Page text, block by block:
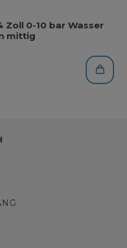
0-10 bar Wasser
mittig